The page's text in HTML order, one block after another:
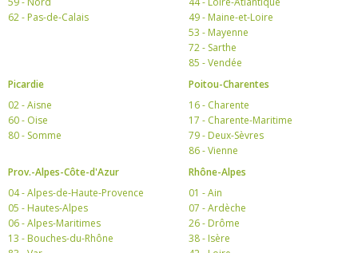
62 - Pas-de-Calais
49 - Maine-et-Loire
53 - Mayenne
72 - Sarthe
85 - Vendée
Picardie
02 - Aisne
60 - Oise
80 - Somme
Poitou-Charentes
16 - Charente
17 - Charente-Maritime
79 - Deux-Sèvres
86 - Vienne
Prov.-Alpes-Côte-d'Azur
04 - Alpes-de-Haute-Provence
05 - Hautes-Alpes
06 - Alpes-Maritimes
13 - Bouches-du-Rhône
Rhône-Alpes
01 - Ain
07 - Ardèche
26 - Drôme
38 - Isère